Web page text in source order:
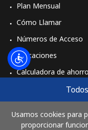
Usamos cookies para
proporcionar
Plan Mensual
Cómo Llamar
Números de Acceso
Aplicaciones
Calculadora de
Comprar
Cómo funciona